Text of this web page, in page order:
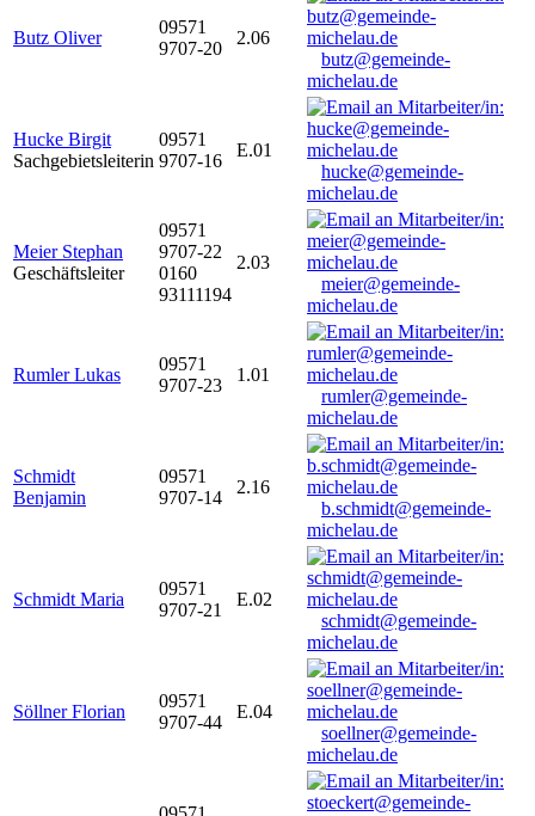
Butz Oliver
09571
9707-20
2.06
butz@gemeinde-
michelau.de
Hucke Birgit
Sachgebietsleiterin
09571
9707-16
E.01
hucke@gemeinde-
michelau.de
Meier Stephan
Geschäftsleiter
09571
9707-22
0160
93111194
2.03
meier@gemeinde-
michelau.de
Rumler Lukas
09571
9707-23
1.01
rumler@gemeinde-
michelau.de
Schmidt
Benjamin
09571
9707-14
2.16
b.schmidt@gemeinde-
michelau.de
Schmidt Maria
09571
9707-21
E.02
schmidt@gemeinde-
michelau.de
Söllner Florian
09571
9707-44
E.04
soellner@gemeinde-
michelau.de